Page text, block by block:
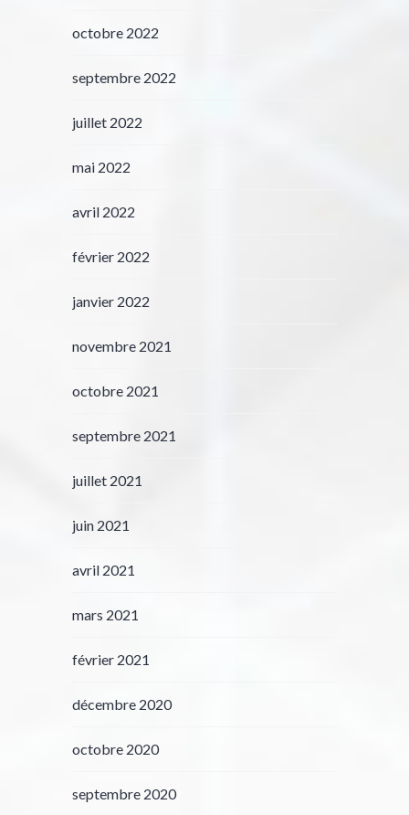
octobre 2022
septembre 2022
juillet 2022
mai 2022
avril 2022
février 2022
janvier 2022
novembre 2021
octobre 2021
septembre 2021
juillet 2021
juin 2021
avril 2021
mars 2021
février 2021
décembre 2020
octobre 2020
septembre 2020